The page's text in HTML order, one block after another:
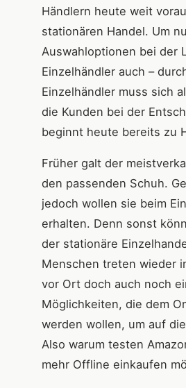
Händlern heute weit
stationären Handel. Um
Auswahloptionen bei der
Einzelhändler auch –
Einzelhändler muss sich
die Kunden bei der
beginnt heute bereits zu
Früher galt der
den passenden Schuh.
jedoch wollen sie beim
erhalten. Denn sonst
der stationäre
Menschen treten wieder
vor Ort doch auch noch
Möglichkeiten, die dem
werden wollen, um auf
Also warum testen
mehr Offline einkaufen